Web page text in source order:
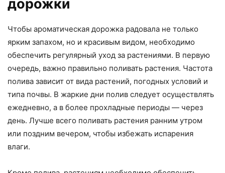
дорожки
Чтобы ароматическая дорожка радовала не только
ярким запахом, но и красивым видом, необходимо
обеспечить регулярный уход за растениями. В первую
очередь, важно правильно поливать растения. Частота
полива зависит от вида растений, погодных условий и
типа почвы. В жаркие дни полив следует осуществлять
ежедневно, а в более прохладные периоды — через
день. Лучше всего поливать растения ранним утром
или поздним вечером, чтобы избежать испарения
влаги.